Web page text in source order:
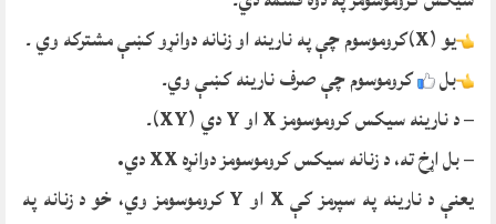
یو (X)کروموسوم چې په نارینه او زنانه دوانړو کښې مشترکه وي ۔
بل
کروموسوم چې صرف نارینه کښې وي۔
– د نارینه سیکس کروموسومز X او Y دي (XY)۔
– بل اړخ ته، د زنانه سیکس کروموسومز دوانړه XX دي.
یعنې د نارینه په سپرمز کې X او Y کروموسومز وي، خو د زنانه په